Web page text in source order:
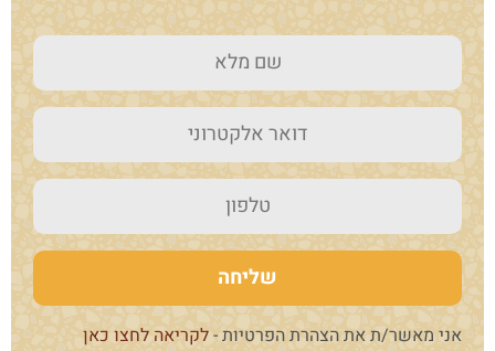
אני מאשר/ת את הצהרת הפרטיות -לקריאה לחצו כאן